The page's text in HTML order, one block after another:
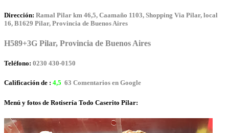
Dirección: Ramal Pilar km 46,5, Caamaño 1103, Shopping Via Pilar, local
16, B1629 Pilar, Provincia de Buenos Aires
H589+3G Pilar, Provincia de Buenos Aires
Teléfono: 0230 430-0150
Calificación de : 4,5 63 Comentarios en Google
Menú y fotos de Rotisería Todo Caserito Pilar: